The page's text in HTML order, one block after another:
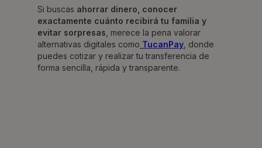
Si buscas ahorrar dinero, conocer
exactamente cuánto recibirá tu familia y
evitar sorpresas , merece la pena valorar
alternativas digitales como TucanPay , donde
puedes cotizar y realizar tu transferencia de
forma sencilla, rápida y transparente.